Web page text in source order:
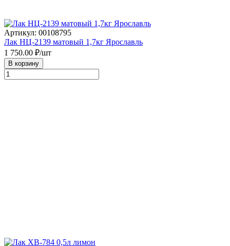
Артикул: 00108795
Лак НЦ-2139 матовый 1,7кг Ярославль
1 750.00 ₽/шт
В корзину